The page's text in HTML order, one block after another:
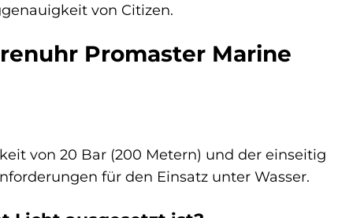
von Citizen.
Promaster Marine
von 20 Bar (200 Metern) und der einseitig
für den Einsatz unter Wasser.